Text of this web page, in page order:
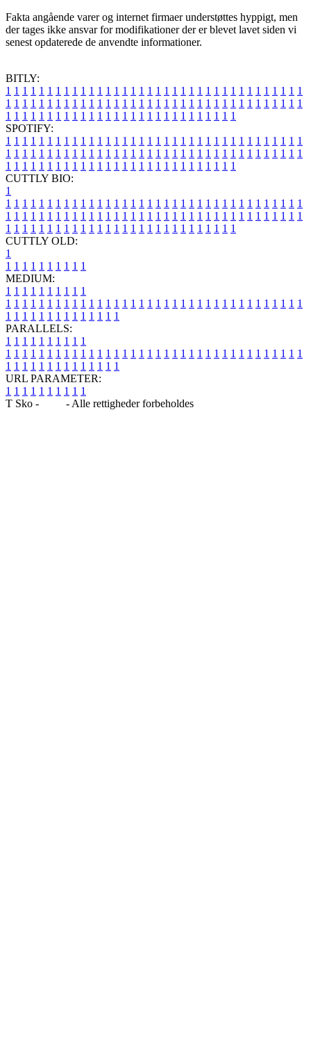
Fakta angående varer og internet firmaer understøttes hyppigt, men
der tages ikke ansvar for modifikationer der er blevet lavet siden vi
senest opdaterede de anvendte informationer.
BITLY:
1 1 1 1 1 1 1 1 1 1 1 1 1 1 1 1 1 1 1 1 1 1 1 1 1 1 1 1 1 1 1 1 1 1 1 1
1 1 1 1 1 1 1 1 1 1 1 1 1 1 1 1 1 1 1 1 1 1 1 1 1 1 1 1 1 1 1 1 1 1 1 1
1 1 1 1 1 1 1 1 1 1 1 1 1 1 1 1 1 1 1 1 1 1 1 1 1 1 1 1
SPOTIFY:
1 1 1 1 1 1 1 1 1 1 1 1 1 1 1 1 1 1 1 1 1 1 1 1 1 1 1 1 1 1 1 1 1 1 1 1
1 1 1 1 1 1 1 1 1 1 1 1 1 1 1 1 1 1 1 1 1 1 1 1 1 1 1 1 1 1 1 1 1 1 1 1
1 1 1 1 1 1 1 1 1 1 1 1 1 1 1 1 1 1 1 1 1 1 1 1 1 1 1 1
CUTTLY BIO:
1
1 1 1 1 1 1 1 1 1 1 1 1 1 1 1 1 1 1 1 1 1 1 1 1 1 1 1 1 1 1 1 1 1 1 1 1
1 1 1 1 1 1 1 1 1 1 1 1 1 1 1 1 1 1 1 1 1 1 1 1 1 1 1 1 1 1 1 1 1 1 1 1
1 1 1 1 1 1 1 1 1 1 1 1 1 1 1 1 1 1 1 1 1 1 1 1 1 1 1 1
CUTTLY OLD:
1
1 1 1 1 1 1 1 1 1 1
MEDIUM:
1 1 1 1 1 1 1 1 1 1
1 1 1 1 1 1 1 1 1 1 1 1 1 1 1 1 1 1 1 1 1 1 1 1 1 1 1 1 1 1 1 1 1 1 1 1
1 1 1 1 1 1 1 1 1 1 1 1 1 1
PARALLELS:
1 1 1 1 1 1 1 1 1 1
1 1 1 1 1 1 1 1 1 1 1 1 1 1 1 1 1 1 1 1 1 1 1 1 1 1 1 1 1 1 1 1 1 1 1 1
1 1 1 1 1 1 1 1 1 1 1 1 1 1
URL PARAMETER:
1 1 1 1 1 1 1 1 1 1
T Sko -
- Alle rettigheder forbeholdes